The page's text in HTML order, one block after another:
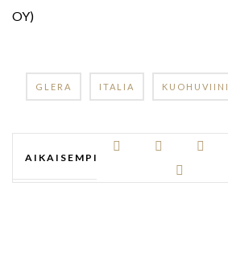
OY)
GLERA ITALIA KUOHUVIINI
AIKAISEMPI